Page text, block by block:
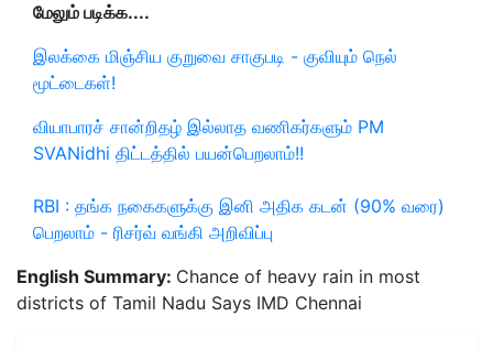
மேலும் படிக்க....
இலக்கை மிஞ்சிய குறுவை சாகுபடி - குவியும் நெல்
மூட்டைகள்!
வியாபாரச் சான்றிதழ் இல்லாத வணிகர்களும் PM
SVANidhi திட்டத்தில் பயன்பெறலாம்!!
RBI : தங்க நகைகளுக்கு இனி அதிக கடன் (90% வரை)
பெறலாம் - ரிசர்வ் வங்கி அறிவிப்பு
English Summary: Chance of heavy rain in most
districts of Tamil Nadu Says IMD Chennai